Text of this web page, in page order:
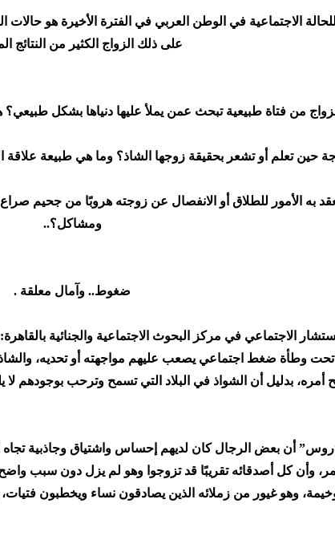
الاجتماعية في الوطن العربي في الفترة الأخيرة هو حالات
على ذلك الزواج الكثير من النتائج
من فتاة طبيعية تبحث عمن يملأ عليها دنياها بشكل
حين تعلم أو تشعر بحقيقة زوجها الشاذ؟ وما هي طبيعة
به الأمور للطلاق أو الانفصال عن زوجته هروبًا من جحيم
ومشاكل؟..
ضغوط.. وآمال معلقة .
الاجتماعي في مركز البحوث الاجتماعية والجنائية
تحت وطأة ضغط اجتماعي يصعب عليهم مواجهته أو تحديه،
أمره، بدليل أن الشواذ في البلاد التي تسمح وترحب بوجودهم لا
أن بعض الرجال كان لديهم إحساس واشتياق وجاذبية تجاه
وأن كل أصدقائه تقريبًا قد تزوجوا وهو لم يزل دون سبب
وهو غيور من زملائه الذين يصادقون نساء ويخطبون